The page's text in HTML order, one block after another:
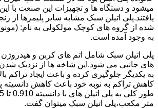
میشود و دستگاه ها و تجهیزات این صنعت با
یافتند.پلی اتیلن سبک مشابه سایر پلیمرها از
شده از گروه های کوچک مولکولی به نام:
به وجود آمده است.
پلی اتیلن سبک شامل اتم های کربن و هیدروژن
های جانبی می شود.این شاخه ها از نزدیک
به یکدیگر جلوگیری کرده و باعث ایجاد تراکم
کاهش تراکم به نوبه خود باعث کاهش دانسیته
متر مکعب،پلی اتیلن سبک میتوان گفت.